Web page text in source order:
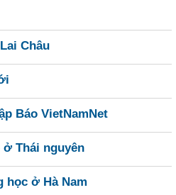
Châu
Báo VietNamNet
Thái nguyên
học ở Hà Nam